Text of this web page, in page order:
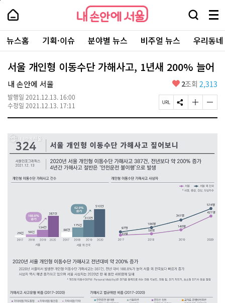
본
로
가
내
손
안
에
서
울
-
서
울
시
대
표
소
포
털
내
손
에
울
검
창
열
기
메
뉴
전
체
보
기
주
요
서
뉴스홈 기획·이슈 분야별 뉴스 비주얼 뉴스 우리동
서울 개인형 이동수단 가해사고, 1년새 200% 늘어
내 손안에 서울
발행일 2021.12.13. 16:00
수정일 2021.12.13. 17:11
좋
요
2조회 2,313
페
이
U
R
L
복
사
S
N
공
기
글
자
기
변
경
기
글
자
기
변
기
페
상
단
로